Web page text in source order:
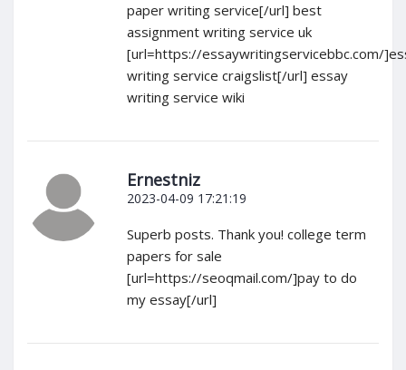
paper writing service[/url] best
assignment writing service uk
[url=https://essaywritingservicebbc.com/
writing service craigslist[/url] essay
writing service wiki
Ernestniz
2023-04-09 17:21:19
Superb posts. Thank you! college term
papers for sale
[url=https://seoqmail.com/]pay to do
my essay[/url]